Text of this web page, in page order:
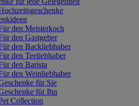
den Meisterkoch
den Gastgeber
den Backliebhaber
den Teeliebhaber
den Barista
den Weinliebhaber
für Sie
für Ihn
Collection